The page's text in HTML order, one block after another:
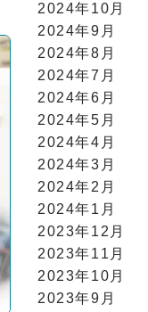
2024年10月
2024年9月
2024年8月
2024年7月
2024年6月
2024年5月
2024年4月
2024年3月
2024年2月
2024年1月
2023年12月
2023年11月
2023年10月
2023年9月